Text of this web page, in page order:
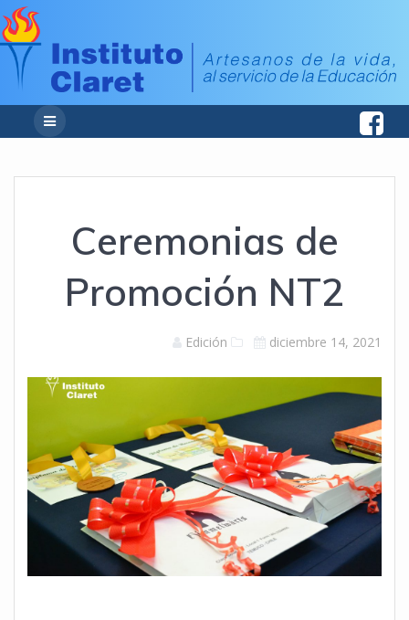
Ceremonias de
Promoción NT2
Edición diciembre 14, 2021